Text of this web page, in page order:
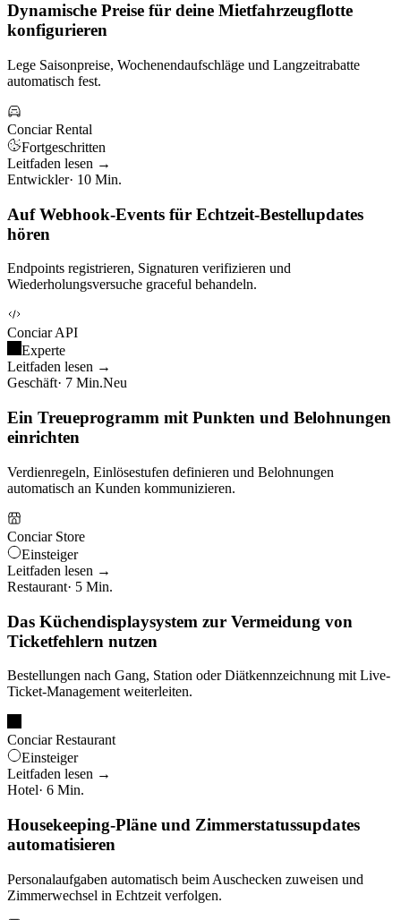
Dynamische Preise für deine Mietfahrzeugflotte
konfigurieren
Lege Saisonpreise, Wochenendaufschläge und Langzeitrabatte
automatisch fest.
Conciar Rental
Fortgeschritten
Leitfaden lesen →
Entwickler· 10 Min.
Auf Webhook-Events für Echtzeit-Bestellupdates
hören
Endpoints registrieren, Signaturen verifizieren und
Wiederholungsversuche graceful behandeln.
Conciar API
Experte
Leitfaden lesen →
Geschäft· 7 Min.Neu
Ein Treueprogramm mit Punkten und Belohnungen
einrichten
Verdienregeln, Einlösestufen definieren und Belohnungen
automatisch an Kunden kommunizieren.
Conciar Store
Einsteiger
Leitfaden lesen →
Restaurant· 5 Min.
Das Küchendisplaysystem zur Vermeidung von
Ticketfehlern nutzen
Bestellungen nach Gang, Station oder Diätkennzeichnung mit Live-
Ticket-Management weiterleiten.
Conciar Restaurant
Einsteiger
Leitfaden lesen →
Hotel· 6 Min.
Housekeeping-Pläne und Zimmerstatussupdates
automatisieren
Personalaufgaben automatisch beim Auschecken zuweisen und
Zimmerwechsel in Echtzeit verfolgen.